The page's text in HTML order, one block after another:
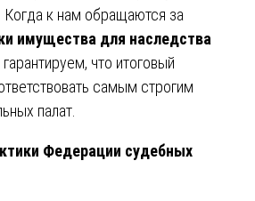
Когда к нам обращаются за
имущества для наследства
что итоговый
самым строгим
палат.
Федерации судебных